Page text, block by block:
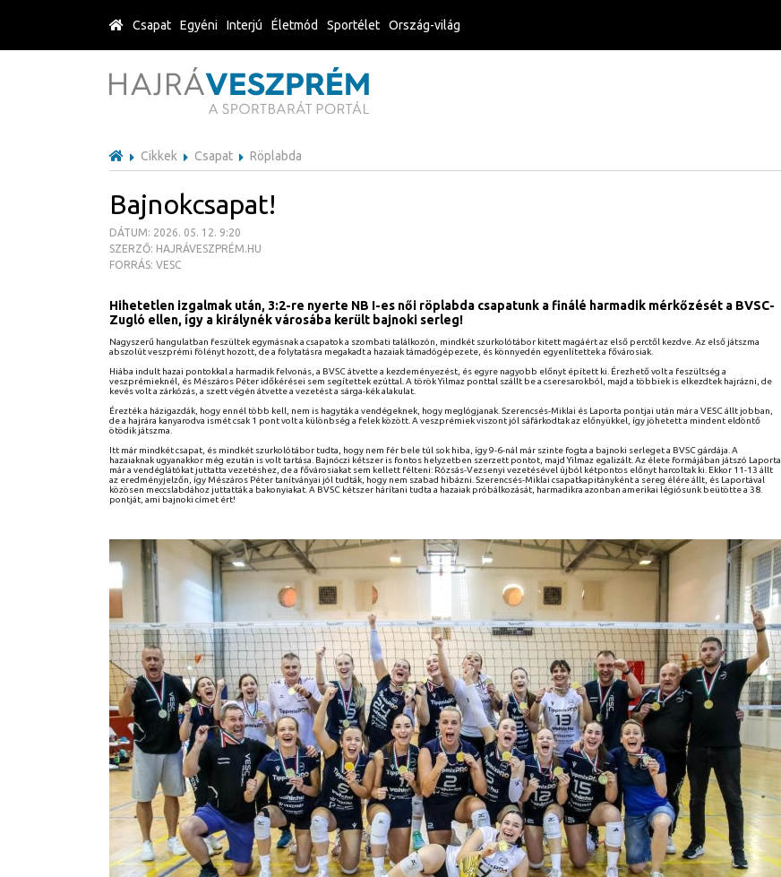
Cikkek Csapat Röplabda
Bajnokcsapat!
DÁTUM: 2026. 05. 12. 9:20
SZERZŐ: HAJRÁVESZPRÉM.HU
FORRÁS: VESC
Hihetetlen izgalmak után, 3:2-re nyerte NB I-es női röplabda csapatunk a finálé harmadik mérkőzését a BVSC-
Zugló ellen, így a királynék városába került bajnoki serleg!
Nagyszerű hangulatban feszültek egymásnak a csapatok a szombati találkozón, mindkét szurkolótábor kitett magáért az első perctől kezdve. Az első játszma
abszolút veszprémi fölényt hozott, de a folytatásra megakadt a hazaiak támadógépezete, és könnyedén egyenlítettek a fővárosiak.
Hiába indult hazai pontokkal a harmadik felvonás, a BVSC átvette a kezdeményezést, és egyre nagyobb előnyt épített ki. Érezhető volt a feszültség a
veszprémieknél, és Mészáros Péter időkérései sem segítettek ezúttal. A török Yilmaz ponttal szállt be a cseresarokból, majd a többiek is elkezdtek hajrázni, de
kevés volt a zárkózás, a szett végén átvette a vezetést a sárga-kék alakulat.
Érezték a házigazdák, hogy ennél több kell, nem is hagyták a vendégeknek, hogy meglógjanak. Szerencsés-Miklai és Laporta pontjai után már a VESC állt jobban,
de a hajrára kanyarodva ismét csak 1 pont volt a különbség a felek között. A veszprémiek viszont jól sáfárkodtak az előnyükkel, így jöhetett a mindent eldöntő
ötödik játszma.
Itt már mindkét csapat, és mindkét szurkolótábor tudta, hogy nem fér bele túl sok hiba, így 9-6-nál már szinte fogta a bajnoki serleget a BVSC gárdája. A
hazaiaknak ugyanakkor még ezután is volt tartása. Bajnóczi kétszer is fontos helyzetben szerzett pontot, majd Yilmaz egalizált. Az élete formájában játszó Laporta
már a vendéglátókat juttatta vezetéshez, de a fővárosiakat sem kellett félteni: Rózsás-Vezsenyi vezetésével újból kétpontos előnyt harcoltak ki. Ekkor 11-13 állt
az eredményjelzőn, így Mészáros Péter tanítványai jól tudták, hogy nem szabad hibázni. Szerencsés-Miklai csapatkapitányként a sereg élére állt, és Laportával
közösen meccslabdához juttatták a bakonyiakat. A BVSC kétszer hárítani tudta a hazaiak próbálkozását, harmadikra azonban amerikai légiósunk beütötte a 38.
pontját, ami bajnoki címet ért!
Csapat Egyéni Interjú Életmód Sportélet Ország-világ